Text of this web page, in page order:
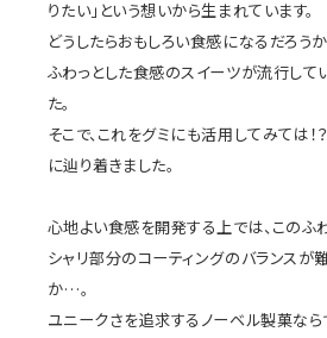
りたい」という想いから生まれています。
どうしたらおもしろい食感になるだろう
ふわっとした食感のスイーツが流行して
た。
そこで、これをグミにも活用してみては！
に辿り着きました。
心地よい食感を開発する上では、このふ
シャリ部分のコーティングのバランスが
か…。
ユニークさを追求するノーベル製菓な